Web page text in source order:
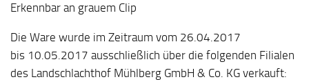
Erkennbar an grauem Clip
Die Ware wurde im Zeitraum vom 26.04.2017
bis 10.05.2017 ausschließlich über die folgenden Filialen
des Landschlachthof Mühlberg GmbH & Co. KG verkauft: